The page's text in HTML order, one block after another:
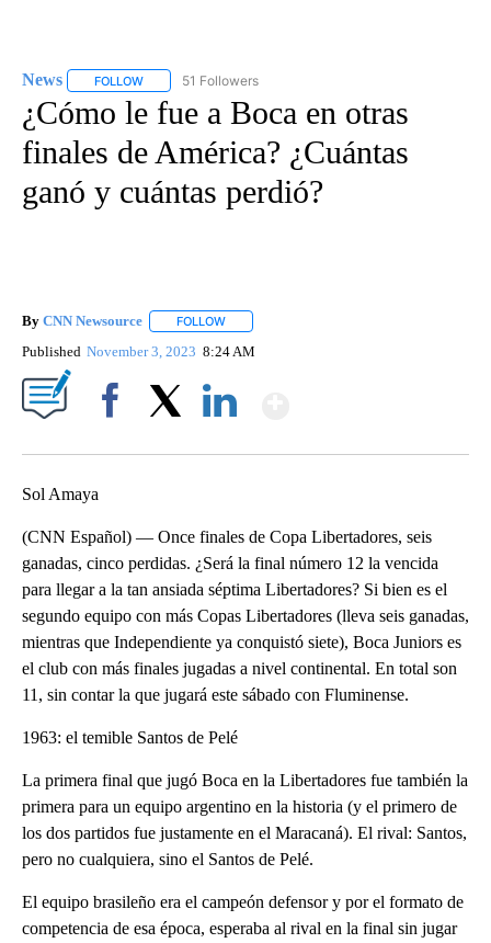
News FOLLOW FOLLOW "NEWS" TO RECEIVE NOTIFICATIONS ABOUT
51 Followers
¿Cómo le fue a Boca en otras
finales de América? ¿Cuántas
ganó y cuántas perdió?
By CNN Newsource FOLLOW
Published November 3, 2023 8:24 AM
Sol Amaya
(CNN Español) — Once finales de Copa Libertadores, seis
ganadas, cinco perdidas. ¿Será la final número 12 la vencida
para llegar a la tan ansiada séptima Libertadores? Si bien es el
segundo equipo con más Copas Libertadores (lleva seis ganadas,
mientras que Independiente ya conquistó siete), Boca Juniors es
el club con más finales jugadas a nivel continental. En total son
11, sin contar la que jugará este sábado con Fluminense.
1963: el temible Santos de Pelé
La primera final que jugó Boca en la Libertadores fue también la
primera para un equipo argentino en la historia (y el primero de
los dos partidos fue justamente en el Maracaná). El rival: Santos,
pero no cualquiera, sino el Santos de Pelé.
El equipo brasileño era el campeón defensor y por el formato de
competencia de esa época, esperaba al rival en la final sin jugar